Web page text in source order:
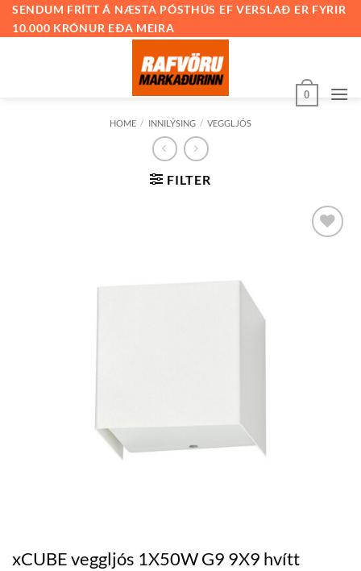
SkipSENDUM FRÍTT Á NÆSTA PÓSTHÚS EF VERSLAÐ ER FYRIR
10.000 KRÓNUR EÐA MEIRA
0
HOME / INNILÝSING / VEGGLJÓS
FILTER
xCUBE veggljós 1X50W G9 9X9 hvítt